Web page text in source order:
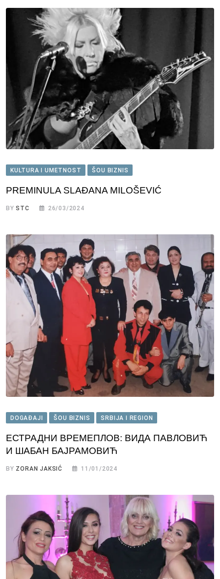
KULTURA I UMETNOST ŠOU BIZNIS
PREMINULA SLAĐANA MILOŠEVIĆ
BYSTC 26/03/2024
DOGAĐAJI ŠOU BIZNIS SRBIJA I REGION
ЕСТРАДНИ ВРЕМЕПЛОВ: ВИДА ПАВЛОВИЋ
И ШАБАН БАЈРАМОВИЋ
BY ZORAN JAKSIĆ 11/01/2024